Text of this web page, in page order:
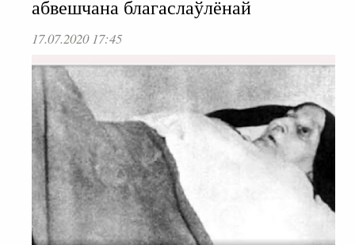
абвешчана благаслаўлёнай
17.07.2020 17:45